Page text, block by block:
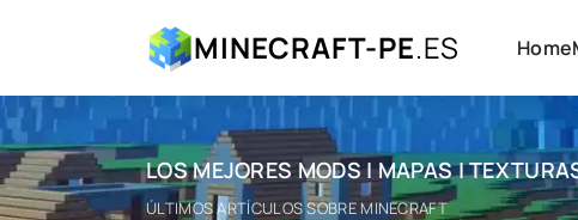
MINECRAFT-PE.ES Home
LOS MEJORES MODS | MAPAS |
ÚLTIMOS ARTÍCULOS SOBRE MINECRAFT